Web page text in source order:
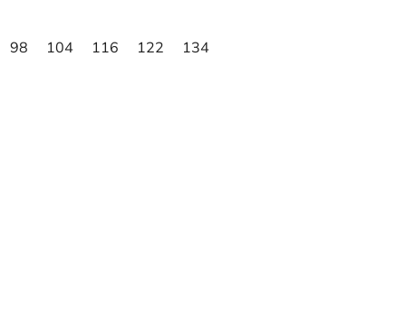
98 104 116 122 134